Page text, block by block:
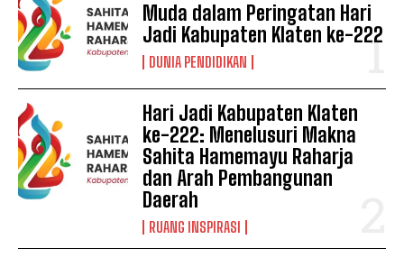
Muda dalam Peringatan Hari
Jadi Kabupaten Klaten ke-222
DUNIA PENDIDIKAN
Hari Jadi Kabupaten Klaten
ke-222: Menelusuri Makna
Sahita Hamemayu Raharja
dan Arah Pembangunan
Daerah
RUANG INSPIRASI